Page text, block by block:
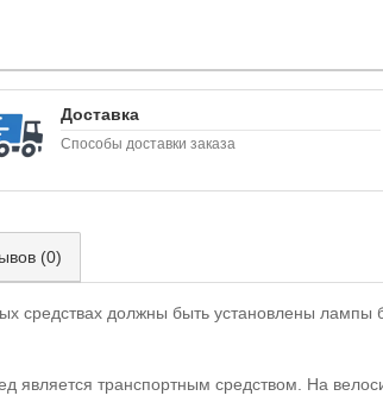
Доставка
Способы доставки заказа
(0)
средствах должны быть установлены
является транспортным средством. На